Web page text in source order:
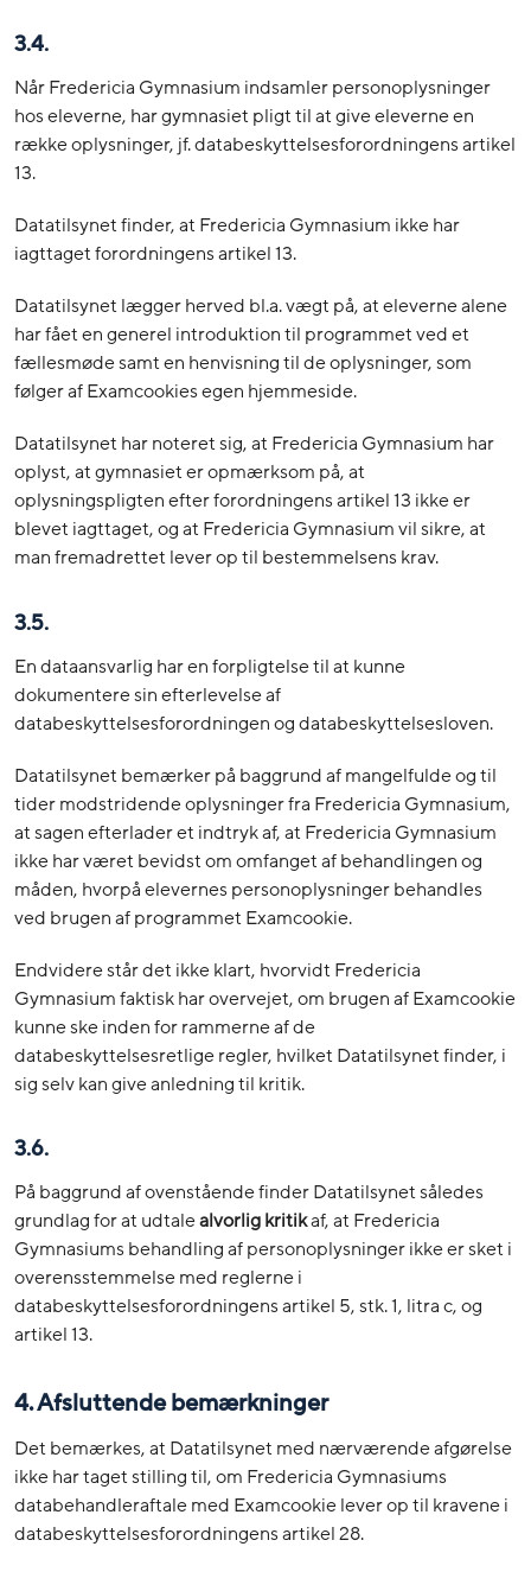
3.4.
Når Fredericia Gymnasium indsamler personoplysninger
hos eleverne, har gymnasiet pligt til at give eleverne en
række oplysninger, jf. databeskyttelsesforordningens artikel
13.
Datatilsynet finder, at Fredericia Gymnasium ikke har
iagttaget forordningens artikel 13.
Datatilsynet lægger herved bl.a. vægt på, at eleverne alene
har fået en generel introduktion til programmet ved et
fællesmøde samt en henvisning til de oplysninger, som
følger af Examcookies egen hjemmeside.
Datatilsynet har noteret sig, at Fredericia Gymnasium har
oplyst, at gymnasiet er opmærksom på, at
oplysningspligten efter forordningens artikel 13 ikke er
blevet iagttaget, og at Fredericia Gymnasium vil sikre, at
man fremadrettet lever op til bestemmelsens krav.
3.5.
En dataansvarlig har en forpligtelse til at kunne
dokumentere sin efterlevelse af
databeskyttelsesforordningen og databeskyttelsesloven.
Datatilsynet bemærker på baggrund af mangelfulde og til
tider modstridende oplysninger fra Fredericia Gymnasium,
at sagen efterlader et indtryk af, at Fredericia Gymnasium
ikke har været bevidst om omfanget af behandlingen og
måden, hvorpå elevernes personoplysninger behandles
ved brugen af programmet Examcookie.
Endvidere står det ikke klart, hvorvidt Fredericia
Gymnasium faktisk har overvejet, om brugen af Examcookie
kunne ske inden for rammerne af de
databeskyttelsesretlige regler, hvilket Datatilsynet finder, i
sig selv kan give anledning til kritik.
3.6.
På baggrund af ovenstående finder Datatilsynet således
grundlag for at udtalealvorligkritikaf, at Fredericia
Gymnasiums behandling af personoplysninger ikke er sket i
overensstemmelse med reglerne i
databeskyttelsesforordningens artikel 5, stk. 1, litra c, og
artikel 13.
4. Afsluttende bemærkninger
Det bemærkes, at Datatilsynet med nærværende afgørelse
ikke har taget stilling til, om Fredericia Gymnasiums
databehandleraftale med Examcookie lever op til kravene i
databeskyttelsesforordningens artikel 28.